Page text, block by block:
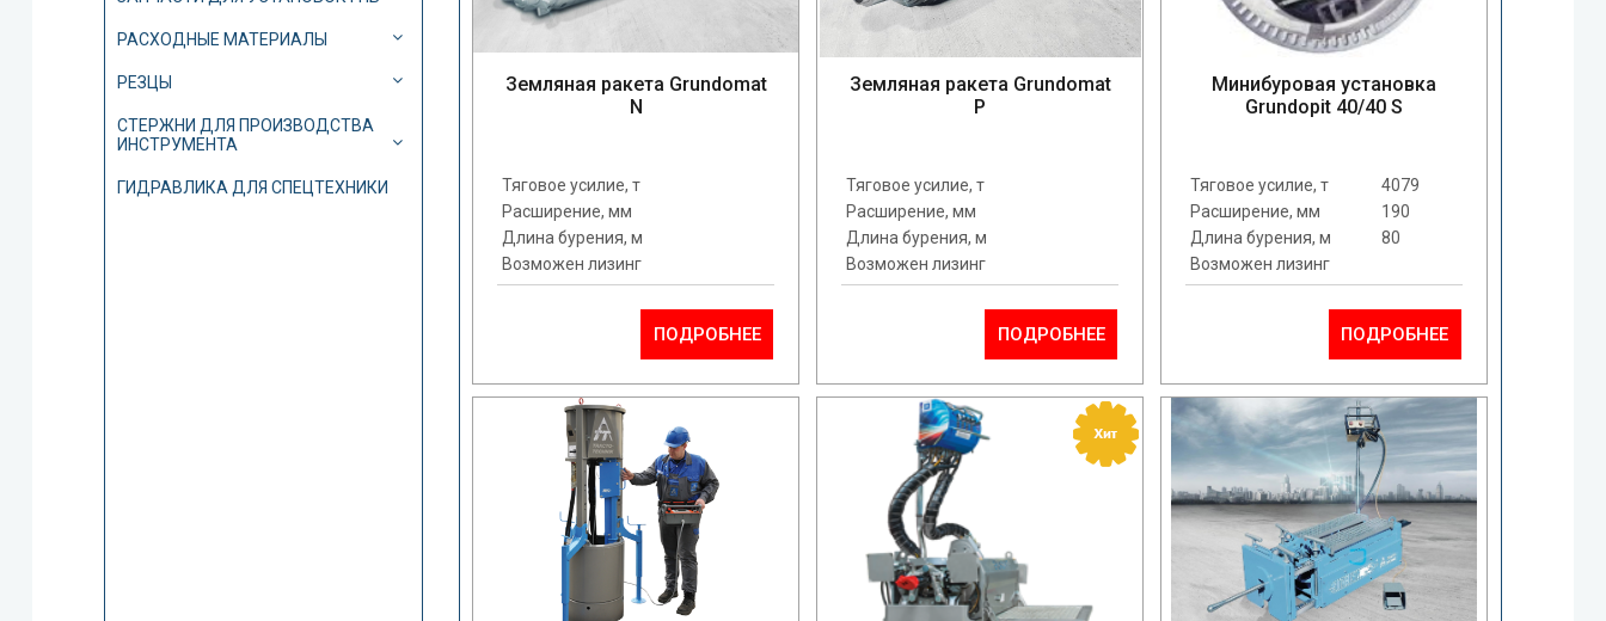
РАСХОДНЫЕ МАТЕРИАЛЫ
РЕЗЦЫ
СТЕРЖНИ ДЛЯ ПРОИЗВОДСТВА
ИНСТРУМЕНТА
ГИДРАВЛИКА ДЛЯ СПЕЦТЕХНИКИ
Земляная ракета Grundomat
N
Тяговое усилие, т
Расширение, мм
Длина бурения, м
Возможен лизинг
ПОДРОБНЕЕ
Земляная ракета Grundomat
P
Тяговое усилие, т
Расширение, мм
Длина бурения, м
Возможен лизинг
ПОДРОБНЕЕ
Минибуровая установка
Grundopit 40/40 S
Тяговое усилие, т
4079
Расширение, мм
190
Длина бурения, м
80
Возможен лизинг
ПОДРОБНЕЕ